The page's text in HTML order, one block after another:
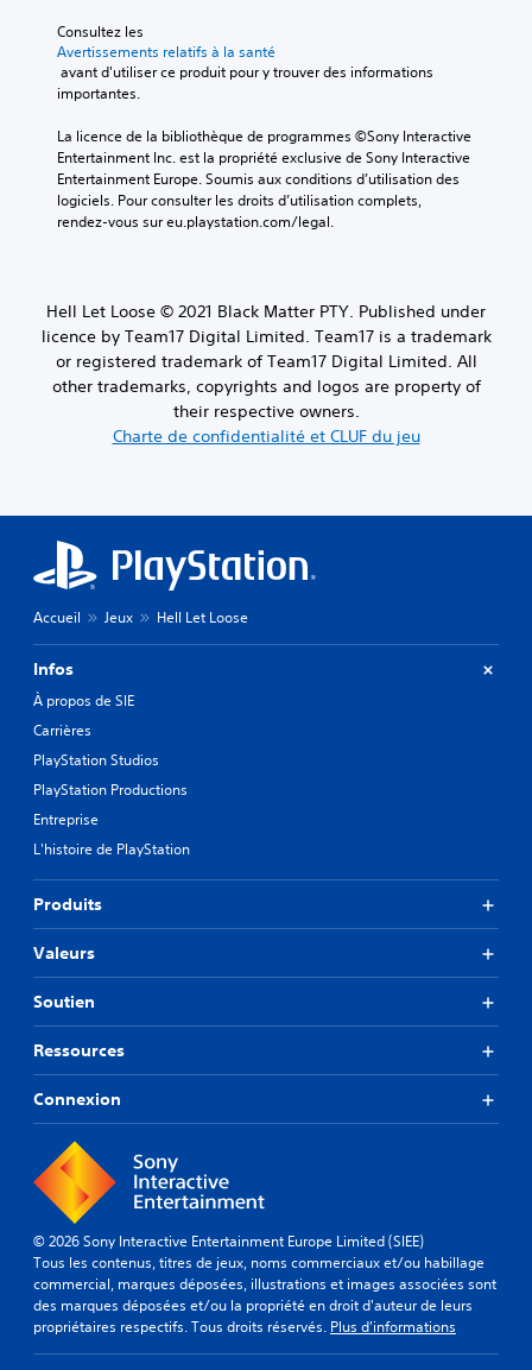
Consultez les
Avertissements relatifs à la santé
importantes.
La licence de la bibliothèque de programmes ©Sony Interactive
Entertainment Inc. est la propriété exclusive de Sony Interactive
Entertainment Europe. Soumis aux conditions d’utilisation des
logiciels. Pour consulter les droits d’utilisation complets,
rendez-vous sur eu.playstation.com/legal.
Hell Let Loose © 2021 Black Matter PTY. Published under
licence by Team17 Digital Limited. Team17 is a trademark
or registered trademark of Team17 Digital Limited. All
other trademarks, copyrights and logos are property of
their respective owners.
Charte de confidentialité et CLUF du jeu
Accueil Jeux Hell Let Loose
Infos
À propos de SIE
Carrières
PlayStation Studios
PlayStation Productions
Entreprise
L'histoire de PlayStation
Produits
Valeurs
Soutien
Ressources
Connexion
© 2026 Sony Interactive Entertainment Europe Limited (SIEE)
Tous les contenus, titres de jeux, noms commerciaux et/ou habillage
commercial, marques déposées, illustrations et images associées sont
des marques déposées et/ou la propriété en droit d'auteur de leurs
propriétaires respectifs. Tous droits réservés. Plus d'informations